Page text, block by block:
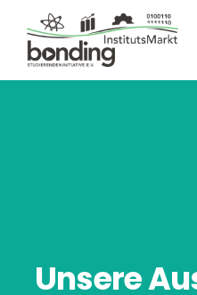
Unsere